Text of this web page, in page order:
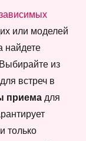
или моделей
найдете
из
для встреч в
приема для
только